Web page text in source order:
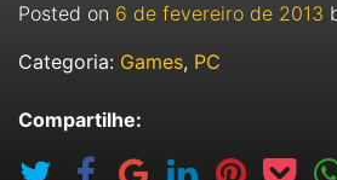
Posted on 6 de fevereiro de 2013
Categoria: Games, PC
Compartilhe: